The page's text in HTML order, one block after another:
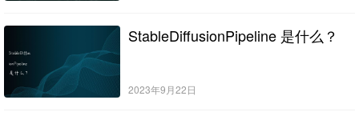
StableDiffusionPipeline 是什么？
2023年9月22日